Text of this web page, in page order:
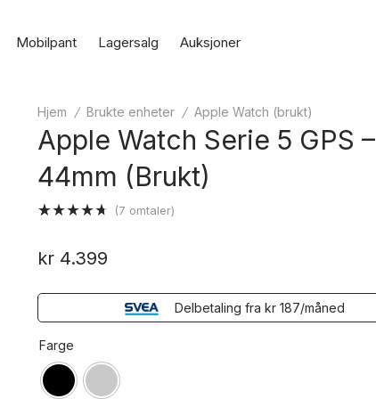
ToggleMobilpant Lagersalg Auksjoner
Hjem / Brukte enheter / Apple Watch (brukt)
Apple Watch Serie 5 GPS –
44mm (Brukt)
basert på
(7 omtaler)
kr4.399
Delbetaling fra kr187/måned
Farge